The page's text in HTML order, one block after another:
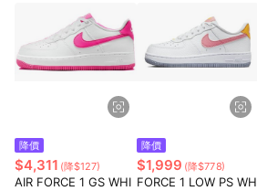
降價
$4,311 (降$127)
AIR FORCE 1 GS WHI
降價
$1,999 (降$778)
FORCE 1 LOW PS WH